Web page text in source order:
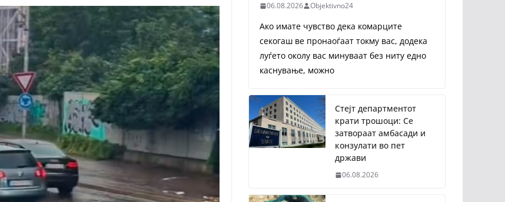
06.08.2026 Objektivno24
Ако имате чувство дека комарците
секогаш ве пронаоѓаат токму вас, додека
луѓето околу вас минуваат без ниту едно
каснување, можно
Стејт департментот
крати трошоци: Се
затвораат амбасади и
конзулати во пет
држави
06.08.2026